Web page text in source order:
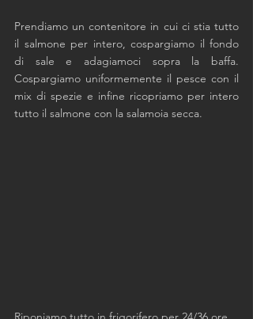
Prendiamo un contenitore in cui ci stia tutto
il salmone per intero, cospargiamo il fondo
di sale e adagiamoci sopra la baffa.
Cospargiamo uniformemente il pesce con il
mix di spezie e infine ricopriamo per intero
tutto il salmone con la salamoia secca.